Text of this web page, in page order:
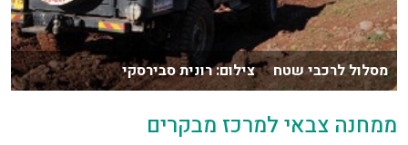
מסלול לרכבי שטח צילום: רונית סבירסקי
ממחנה צבאי למרכז מבקרים